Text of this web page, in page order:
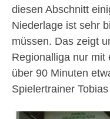
diesen Abschnitt
Niederlage ist sehr
müssen. Das zeigt
Regionalliga nur mit
über 90 Minuten
Spielertrainer